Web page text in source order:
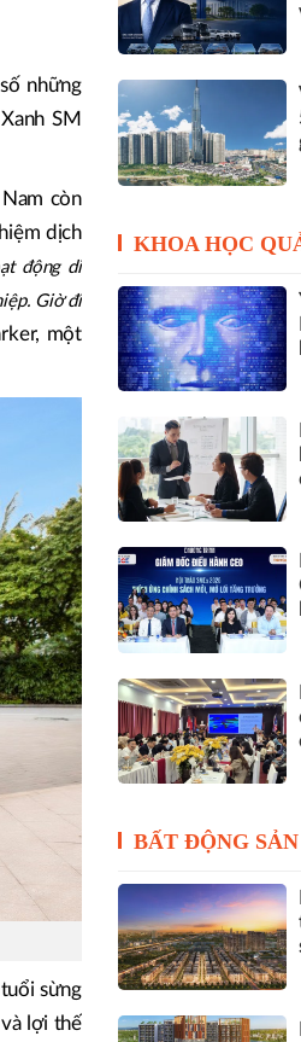
những
SM
còn
dịch
động di
Giờ đi
một
tuổi sừng
lợi thế
KHOA HỌC
BẤT ĐỘNG SẢN